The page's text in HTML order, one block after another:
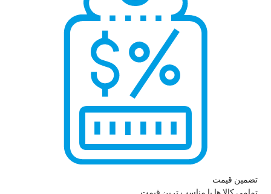
تضمین قیمت
تمامی کالا ها با مناسب ترین قیمت